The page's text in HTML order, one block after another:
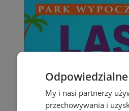
My i nasi partnerzy
przechowywania i